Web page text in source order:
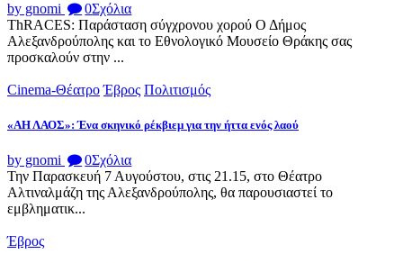
by gnomi 0Σχόλια
ThRACES: Παράσταση σύγχρονου χορού Ο Δήμος
Αλεξανδρούπολης και το Εθνολογικό Μουσείο Θράκης σας
προσκαλούν στην ...
Cinema-Θέατρο Έβρος Πολιτισμός
«ΑΗ ΛΑΟΣ»: Ένα σκηνικό ρέκβιεμ για την ήττα ενός λαού
by gnomi 0Σχόλια
Την Παρασκευή 7 Αυγούστου, στις 21.15, στο Θέατρο
Αλτιναλμάζη της Αλεξανδρούπολης, θα παρουσιαστεί το
εμβληματικ...
Έβρος